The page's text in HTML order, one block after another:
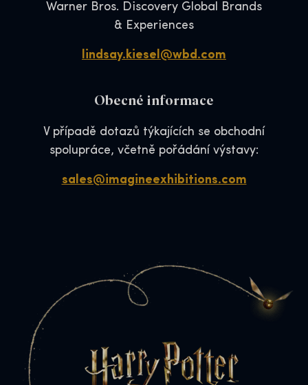
Warner Bros. Discovery Global Brands
& Experiences
lindsay.kiesel@wbd.com
Obecné informace
V případě dotazů týkajících se obchodní
spolupráce, včetně pořádání výstavy:
sales@imagineexhibitions.com